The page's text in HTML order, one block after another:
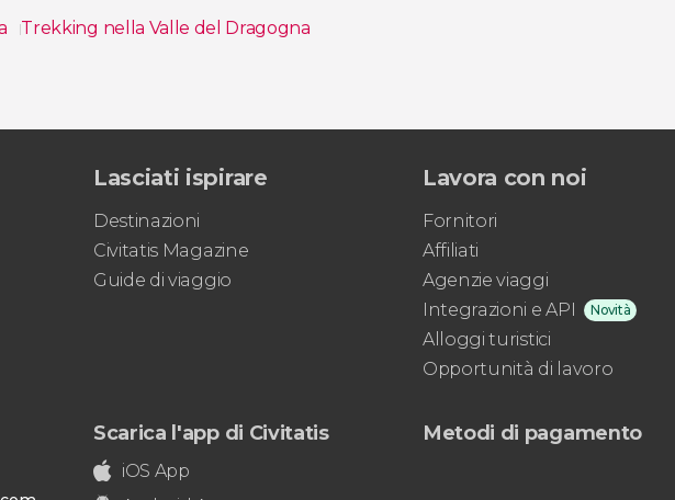
Trekking nella Valle del Dragogna
Lasciati ispirare
Destinazioni
Civitatis Magazine
Guide di viaggio
Lavora con noi
Fornitori
Affiliati
Agenzie viaggi
Integrazioni e API
Novità
Alloggi turistici
Opportunità di lavoro
Scarica l'app di Civitatis
iOS App
Metodi di pagamento